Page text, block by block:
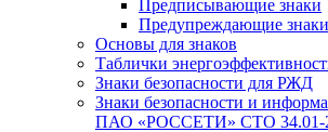
Предписывающие знаки
Предупреждающие знаки
Основы для знаков
Таблички
Знаки безопасности для РЖД
Знаки безопасности и
ПАО «РОССЕТИ» СТО 34.01-